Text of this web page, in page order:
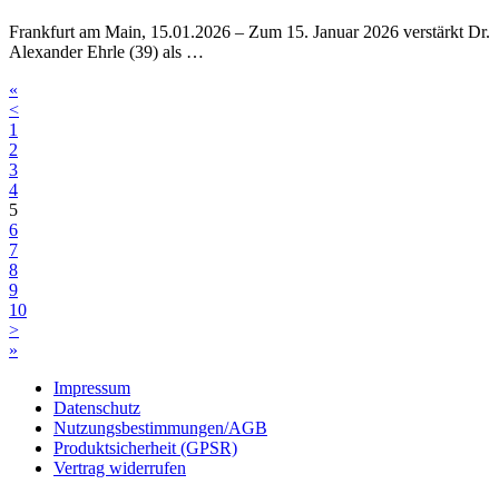
Frankfurt am Main, 15.01.2026 – Zum 15. Januar 2026 verstärkt Dr.
Alexander Ehrle (39) als …
«
<
1
2
3
4
5
6
7
8
9
10
>
»
Impressum
Datenschutz
Nutzungsbestimmungen/AGB
Produktsicherheit (GPSR)
Vertrag widerrufen